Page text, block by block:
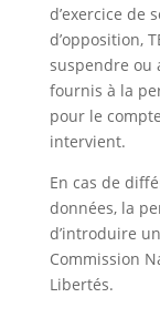
d’exercice de
d’opposition,
suspendre ou
fournis à la
pour le
intervient.
En cas de
données, la
d’introduire
Commission
Libertés.